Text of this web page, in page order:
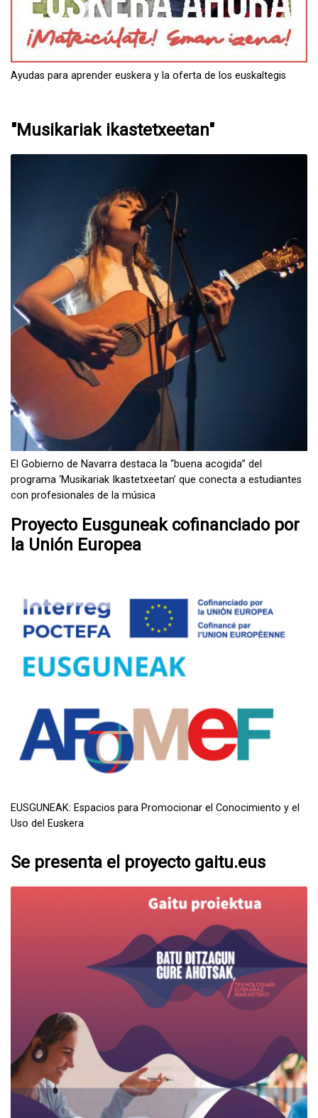
Ayudas para aprender euskera y la oferta de los euskaltegis
"Musikariak ikastetxeetan"
El Gobierno de Navarra destaca la “buena acogida” del
programa ‘Musikariak Ikastetxeetan’ que conecta a estudiantes
con profesionales de la música
Proyecto Eusguneak cofinanciado por
la Unión Europea
EUSGUNEAK: Espacios para Promocionar el Conocimiento y el
Uso del Euskera
Se presenta el proyecto gaitu.eus